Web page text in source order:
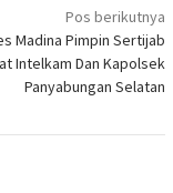
Pos berikutnya
Madina Pimpin Sertijab
Intelkam Dan Kapolsek
Panyabungan Selatan